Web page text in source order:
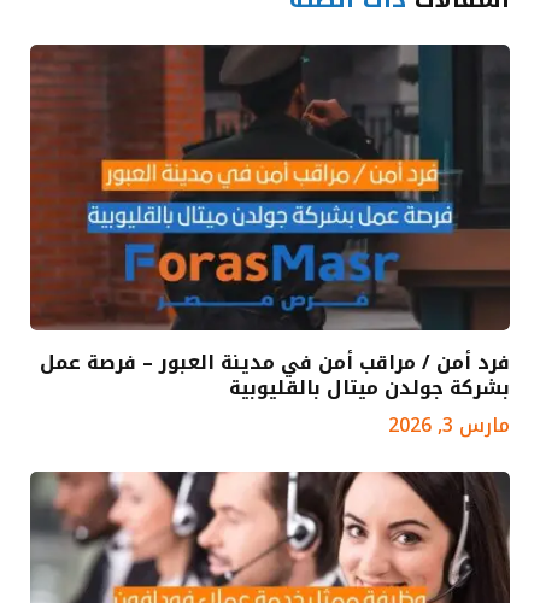
فرد أمن / مراقب أمن في مدينة العبور – فرصة عمل
بشركة جولدن ميتال بالقليوبية
مارس 3, 2026